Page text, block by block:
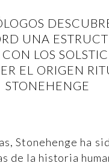
UNA
LOS
EL ORIGEN
STONEHENGE
Stonehenge ha
de la historia